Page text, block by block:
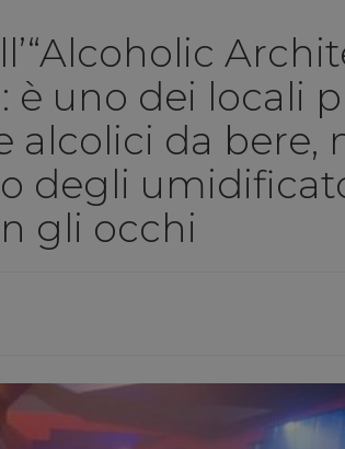
è uno dei locali
alcolici da bere,
degli
gli occhi